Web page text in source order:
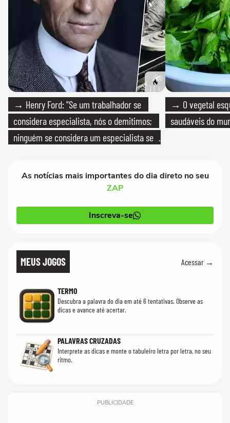
→ Henry Ford: "Se um trabalhador se
considera especialista, nós o demitimos;
ninguém se considera um especialista se
→ O vegetal
saudáveis do
As notícias mais importantes do dia direto no seu
ZAP
Inscreva-se
MEUS JOGOS Acessar →
TERMO
Descubra a palavra do dia em até 6 tentativas. Observe as
dicas e avance até acertar.
PALAVRAS CRUZADAS
Interprete as dicas e monte o tabuleiro letra por letra, no seu
ritmo.
PUBLICIDADE